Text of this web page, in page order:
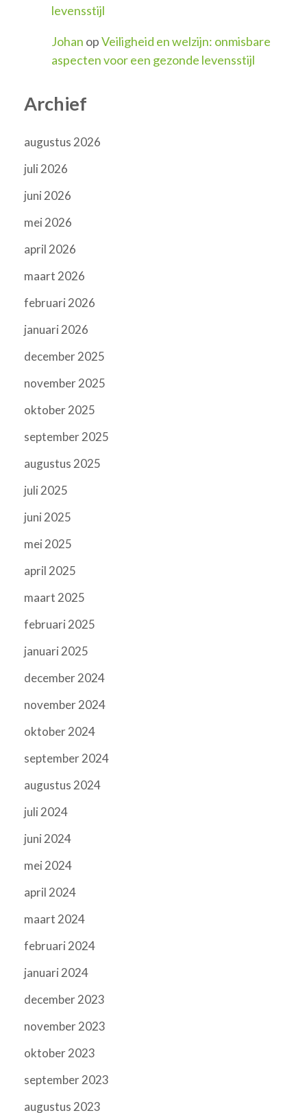
levensstijl
Johan opVeiligheid en welzijn: onmisbare
aspecten voor een gezonde levensstijl
Archief
augustus 2026
juli 2026
juni 2026
mei 2026
april 2026
maart 2026
februari 2026
januari 2026
december 2025
november 2025
oktober 2025
september 2025
augustus 2025
juli 2025
juni 2025
mei 2025
april 2025
maart 2025
februari 2025
januari 2025
december 2024
november 2024
oktober 2024
september 2024
augustus 2024
juli 2024
juni 2024
mei 2024
april 2024
maart 2024
februari 2024
januari 2024
december 2023
november 2023
oktober 2023
september 2023
augustus 2023